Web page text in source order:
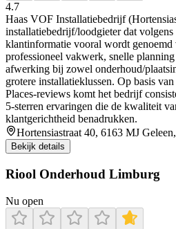
4.7
Haas VOF Installatiebedrijf
installatiebedrijf/loodgieter dat volgens
klantinformatie vooral wordt
professioneel vakwerk, snelle
afwerking bij zowel onderhoud/
grotere installatieklussen. Op basis
Places-reviews komt het bedrijf
5-sterren ervaringen die de kwaliteit
klantgerichtheid benadrukken.
Hortensiastraat 40, 6163 MJ
Bekijk details
Riool Onderhoud Limburg
Nu open